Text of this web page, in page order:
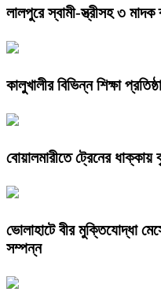
লালপুরে স্বামী-স্ত্রীসহ ৩ মাদক
কালুখালীর বিভিন্ন শিক্ষা
বোয়ালমারীতে ট্রেনের ধাক্কায়
ভোলাহাটে বীর মুক্তিযোদ্ধা
সম্পন্ন